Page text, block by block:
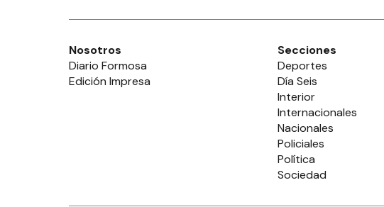
Nosotros
Diario Formosa
Edición Impresa
Secciones
Deportes
Día Seis
Interior
Internacionales
Nacionales
Policiales
Política
Sociedad